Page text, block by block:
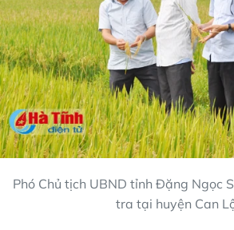
Phó Chủ tịch UBND tỉnh Đặng Ngọc
tra tại huyện Can